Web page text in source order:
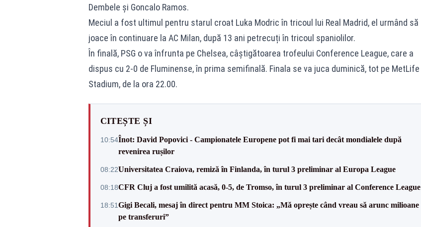
Dembele și Goncalo Ramos.
Meciul a fost ultimul pentru starul croat Luka Modric în tricoul lui Real Madrid, el urmând să
joace în continuare la AC Milan, după 13 ani petrecuți în tricoul spaniolilor.
În finală, PSG o va înfrunta pe Chelsea, câștigătoarea trofeului Conference League, care a
dispus cu 2-0 de Fluminense, în prima semifinală. Finala se va juca duminică, tot pe MetLife
Stadium, de la ora 22.00.
CITEȘTE ȘI
10:54Înot: David Popovici - Campionatele Europene pot fi mai tari decât mondialele după
revenirea rușilor
08:22Universitatea Craiova, remiză în Finlanda, în turul 3 preliminar al Europa League
08:18CFR Cluj a fost umilită acasă, 0-5, de Tromso, în turul 3 preliminar al Conference League
18:51Gigi Becali, mesaj în direct pentru MM Stoica: „Mă oprește când vreau să arunc milioane
pe transferuri”